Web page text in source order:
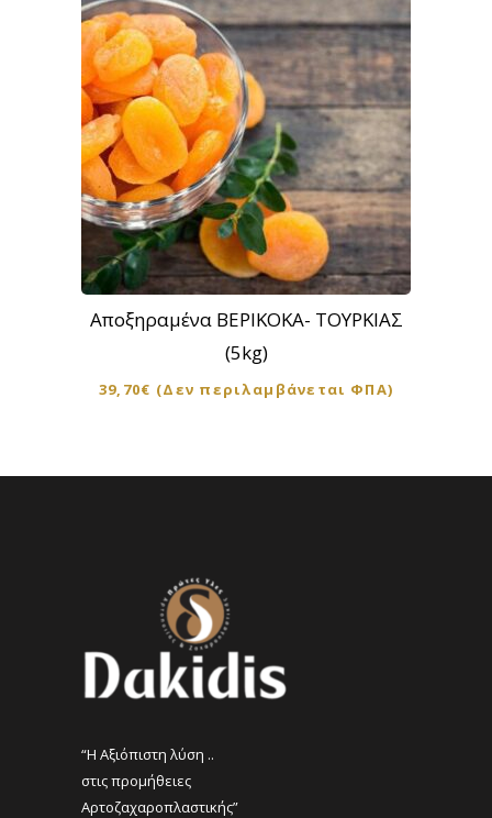
Αποξηραμένα ΒΕΡΙΚΟΚΑ- ΤΟΥΡΚΙΑΣ
(5kg)
39,70€ (Δεν περιλαμβάνεται ΦΠΑ)
“Η Αξιόπιστη λύση ..
στις προμήθειες
Αρτοζαχαροπλαστικής”